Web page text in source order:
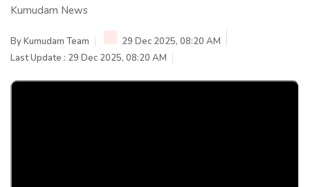
Kumudam News
ByKumudam Team
29 Dec 2025, 08:20 AM
Last Update : 29 Dec 2025, 08:20 AM